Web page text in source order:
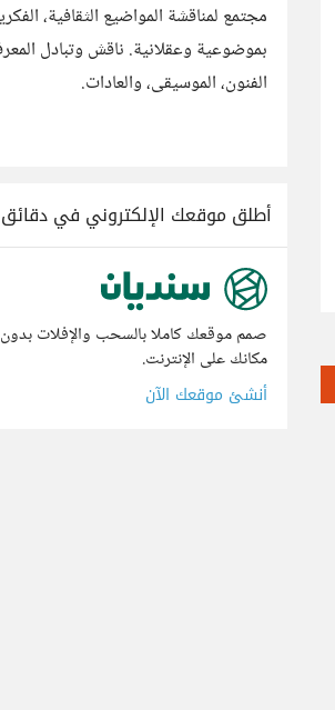
مجتمع لمناقشة المواضيع الثقافية،
بموضوعية وعقلانية. ناقش وتبادل
الفنون، الموسيقى، والعادات.
أطلق موقعك الإلكتروني في دقائق
صمم موقعك كاملا بالسحب والإفلات
مكانك على الإنترنت.
أنشئ موقعك الآن